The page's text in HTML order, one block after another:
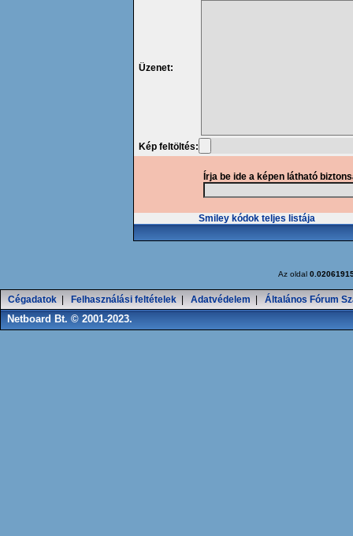
Üzenet:
Kép feltöltés:
Írja be ide a képen látható
Smiley kódok teljes listája
Az oldal
Cégadatok Felhasználási feltételek Adatvédelem Általános Fórum
Netboard Bt. © 2001-2023.